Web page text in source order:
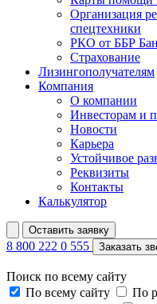
Организация
спецтехники
РКО от ББР
Страхование
Лизингополучателям
Компания
О компании
Инвесторам и
Новости
Карьера
Устойчивое
Реквизиты
Контакты
Калькулятор
Оставить заявку
8 800 222 0 555 Заказать
Поиск по всему сайту
По всему сайту
По